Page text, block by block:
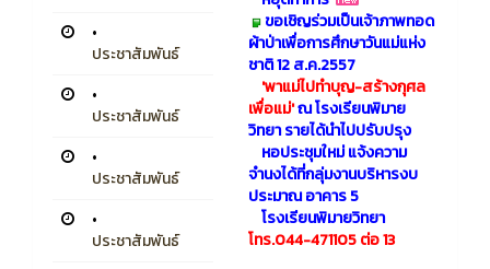
•
ประชาสัมพันธ์
•
ประชาสัมพันธ์
•
ประชาสัมพันธ์
•
ประชาสัมพันธ์
ขอเชิญร่วมเป็นเจ้าภาพทอด
ผ้าป่าเพื่อการศึกษาวันแม่แห่ง
ชาติ 12 ส.ค.2557
'พาแม่ไปทำบุญ-สร้างกุศล
เพื่อแม่'ณ โรงเรียนพิมาย
วิทยา รายได้นำไปปรับปรุง
หอประชุมใหม่ แจ้งความ
จำนงได้ที่กลุ่มงานบริหารงบ
ประมาณ อาคาร 5
โรงเรียนพิมายวิทยา
โทร.044-471105 ต่อ 13